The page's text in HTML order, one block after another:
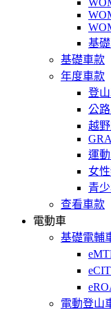
基
基礎車款
年度車款
登
公
越
運
女
青
查看車款
電動車
基礎電輔
電動登山